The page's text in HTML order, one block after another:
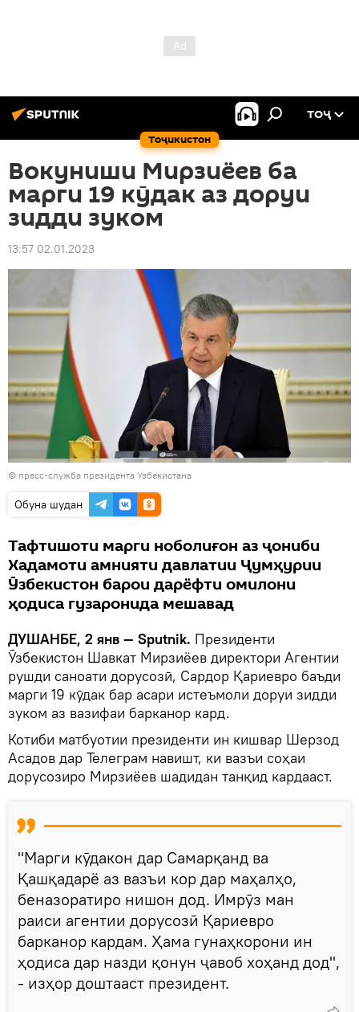
Тоҷикистон
ТОҶ
Вокуниши Мирзиёев ба
марги 19 кӯдак аз доруи
зидди зуком
13:57 02.01.2023
© пресс-служба президента Узбекистана
Обуна шудан
Тафтишоти марги ноболиғон аз ҷониби
Хадамоти амнияти давлатии Ҷумҳурии
Ӯзбекистон барои дарёфти омилони
ҳодиса гузаронида мешавад
ДУШАНБЕ, 2 янв — Sputnik. Президенти
Ӯзбекистон Шавкат Мирзиёев директори Агентии
рушди саноати дорусозӣ, Сардор Қариевро баъди
марги 19 кӯдак бар асари истеъмоли доруи зидди
зуком аз вазифаи барканор кард.
Котиби матбуотии президенти ин кишвар Шерзод
Асадов дар Телеграм навишт, ки вазъи соҳаи
дорусозиро Мирзиёев шадидан танқид кардааст.
"Марги кӯдакон дар Самарқанд ва
Қашқадарё аз вазъи кор дар маҳалҳо,
беназоратиро нишон дод. Имрӯз ман
раиси агентии дорусозӣ Қариевро
барканор кардам. Ҳама гунаҳкорони ин
ҳодиса дар назди қонун ҷавоб хоҳанд дод",
- изҳор доштааст президент.